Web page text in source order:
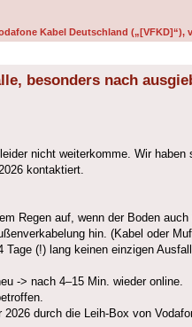
Kabel Deutschland
besonders nach
nicht weiterkomme. Wir
kontaktiert.
Regen auf, wenn der Boden
hin. (Kabel oder
(!) lang keinen einzigen Ausfall.
-> nach 4–15 Min. wieder online.
durch die Leih-Box von